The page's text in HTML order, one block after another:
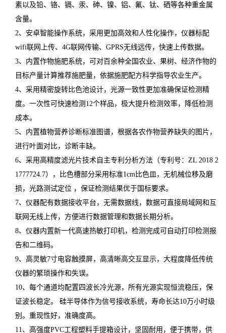
素以及铅、铬、镉、汞、砷、镍、铝、氟、钛、硒等各种重金属
含量。
2、安卓智能操作系统，采用更加高效和人性化操作，仪器标配
wifi联网上传、4G联网传输、GPRS无线远传，快速上传数据。
3、内置作物施肥系统，可对百余种全国农业、果树、经济作物的
目标产量计算推荐施肥量，依据施肥配方科学指导农业生产。
4、采用精密旋转比色池设计，光源一致性更加准确保证检测精
度。一次性可快速检测12个样品，极大提升检测效率，降低检测
成本。
5、内置植物营养诊断标准图谱，根据各农作物营养缺失的图片，
进行叶面对比，诊断丰缺。
6、采用高精度滤光片技术自主专利分析方法（专利号：ZL 2018 2
1777724.7），比色槽部分采用标准1cm比色皿，无机械位移及磨
损，光路测试定位 ，保证检测结果优于国标要求。
7、仪器配有数据接收平台，无需数据线，数据可直接局域网和互
联网无线上传，方便进行数据管理和数据长期分析。
8、仪器内置新一代高速热敏打印机，检测完成可自动打印检测报
告和二维码。
9、高灵敏7寸电容触摸屏，高清晰高交互显示，大程度降低传统
仪器的繁琐操作和失误。
10、每个通道均配置四波长冷光源，所有光源实现恒流稳压，保
证波长稳定。 硅半导体作为信号接收系统，寿命长达10万小时级
别。重现性好，准确度高。
11、高强度PVC工程塑料手提箱设计，坚固耐用，便于携带，供